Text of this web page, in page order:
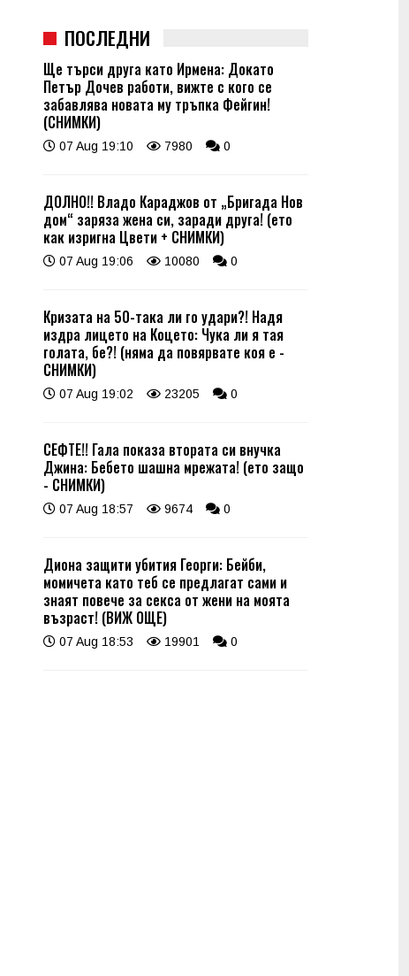
ПОСЛЕДНИ
Ще търси друга като Ирмена: Докато
Петър Дочев работи, вижте с кого се
забавлява новата му тръпка Фейгин!
(СНИМКИ)
07 Aug 19:10 7980 0
ДОЛНО!! Владо Караджов от „Бригада Нов
дом“ заряза жена си, заради друга! (ето
как изригна Цвети + СНИМКИ)
07 Aug 19:06 10080 0
Кризата на 50-така ли го удари?! Надя
издра лицето на Коцето: Чука ли я тая
голата, бе?! (няма да повярвате коя е -
СНИМКИ)
07 Aug 19:02 23205 0
СЕФТЕ!! Гала показа втората си внучка
Джина: Бебето шашна мрежата! (ето защо
- СНИМКИ)
07 Aug 18:57 9674 0
Диона защити убития Георги: Бейби,
момичета като теб се предлагат сами и
знаят повече за секса от жени на моята
възраст! (ВИЖ ОЩЕ)
07 Aug 18:53 19901 0